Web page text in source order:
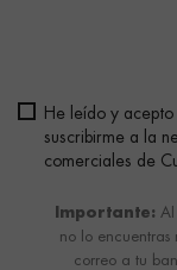
He leído y acepto
suscribirme a la
comerciales de
Importante: Al
no lo encuentras
correo a tu